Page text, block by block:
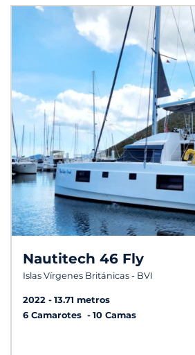
Nautitech 46 Fly
Islas Vírgenes Británicas - BVI
2022
13.71 metros
6 Camarotes
10 Camas